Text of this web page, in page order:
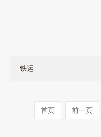
铁运
首页 前一页